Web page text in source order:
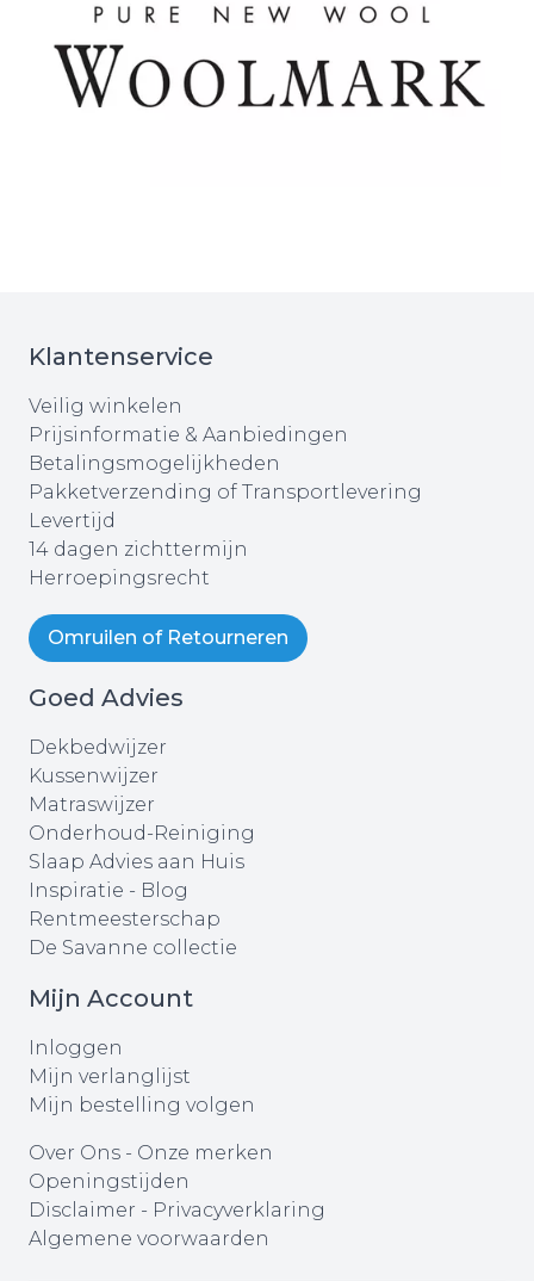
Klantenservice
Veilig winkelen
Prijsinformatie & Aanbiedingen
Betalingsmogelijkheden
Pakketverzending of Transportlevering
Levertijd
14 dagen zichttermijn
Herroepingsrecht
Omruilen of Retourneren
Goed Advies
Dekbedwijzer
Kussenwijzer
Matraswijzer
Onderhoud-Reiniging
Slaap Advies aan Huis
Inspiratie - Blog
Rentmeesterschap
De Savanne collectie
Mijn Account
Inloggen
Mijn verlanglijst
Mijn bestelling volgen
Over Ons - Onze merken
Openingstijden
Disclaimer - Privacyverklaring
Algemene voorwaarden